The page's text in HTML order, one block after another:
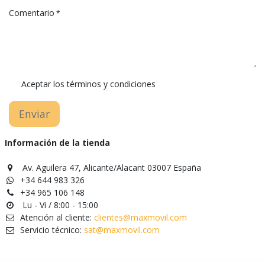
Comentario *
Aceptar lostérminos y condiciones
Enviar
Información de la tienda
Av. Aguilera 47, Alicante/Alacant 03007 España
+34 644 983 326
+34 965 106 148
Lu - Vi / 8:00 - 15:00
Atención al cliente: clientes@maxmovil.com
Servicio técnico: sat@maxmovil.com